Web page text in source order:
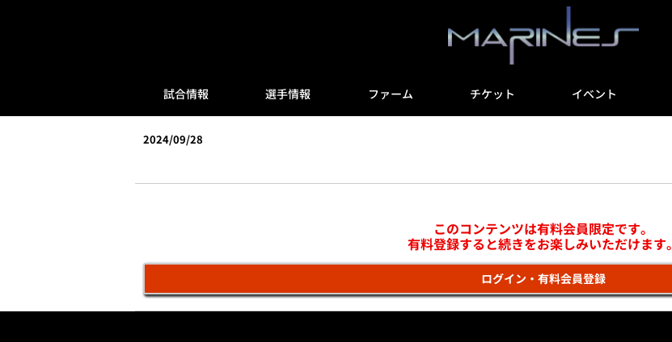
試合情報 選手情報 ファーム チケット イベント
2024/09/28
このコンテンツは有料会員限定です。
有料登録すると続きをお楽しみいただけます。
ログイン・有料会員登録